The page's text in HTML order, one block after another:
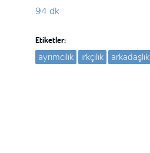
94 dk
Etiketler:
ayrımcılık ırkçılık arkadaşlık